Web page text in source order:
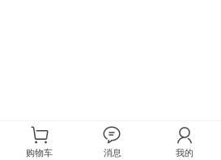
购物车 消息 我的